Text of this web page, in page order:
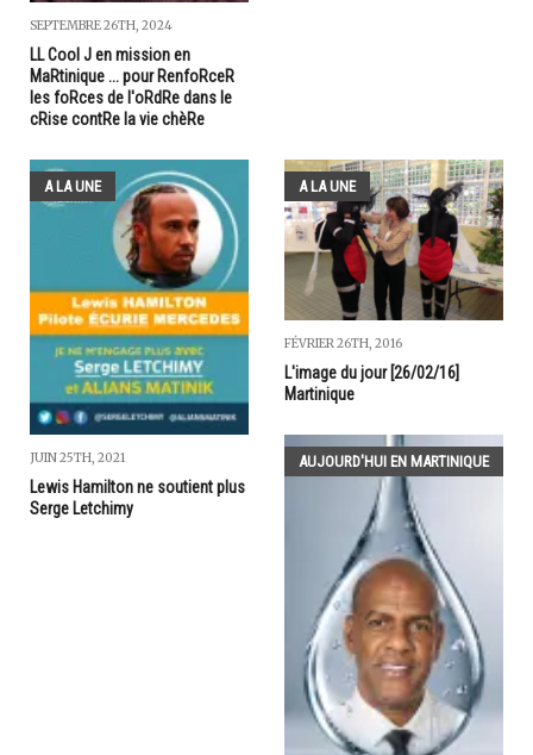
SEPTEMBRE 26TH, 2024
LL Cool J en mission en
MaRtinique ... pour RenfoRceR
les foRces de l'oRdRe dans le
cRise contRe la vie chèRe
A LA UNE
JUIN 25TH, 2021
Lewis Hamilton ne soutient plus
Serge Letchimy
A LA UNE
FÉVRIER 26TH, 2016
L'image du jour [26/02/16]
Martinique
AUJOURD'HUI EN MARTINIQUE